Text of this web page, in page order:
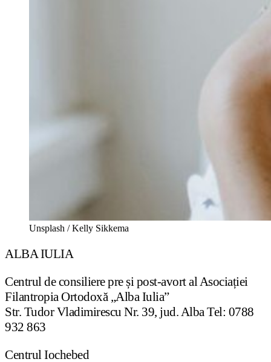
Unsplash / Kelly Sikkema
ALBA IULIA
Centrul de consiliere pre și post-avort al Asociației
Filantropia Ortodoxă „Alba Iulia”
Str. Tudor Vladimirescu Nr. 39, jud. Alba Tel: 0788
932 863
Centrul Iochebed